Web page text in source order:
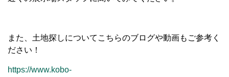
また、土地探しについてこちらのブログや動画もご参考く
ださい！
https://www.kobo-